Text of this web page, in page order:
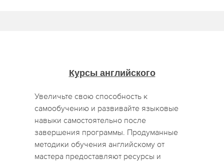
Курсы английского
Увеличьте свою способность к
самообучению и развивайте языковые
навыки самостоятельно после
завершения программы. Продуманные
методики обучения английскому от
мастера предоставляют ресурсы и